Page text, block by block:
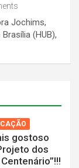
Jochims,
(HUB),
gostoso
dos